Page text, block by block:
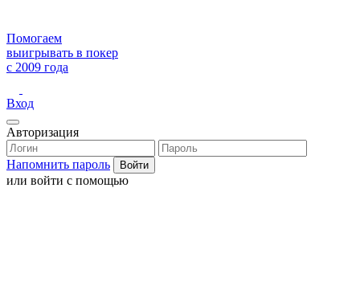
Помогаем
выигрывать в покер
с 2009 года
Вход
Авторизация
Напомнить пароль
или войти с помощью